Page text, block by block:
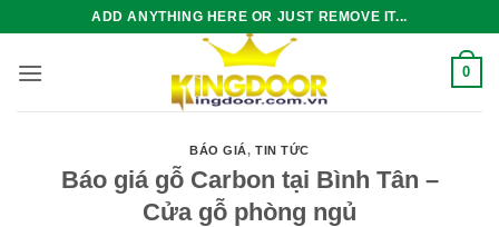
nội
ADD ANYTHING HERE OR JUST REMOVE IT...
0
BÁO GIÁ,TIN TỨC
Báo giá gỗ Carbon tại Bình Tân –
Cửa gỗ phòng ngủ